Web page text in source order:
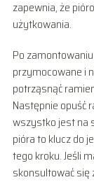
zapewnia, że
użytkowania.
Po
przymocowane i
potrząsnąć
Następnie opuść
wszystko jest na
pióra to klucz do
tego kroku. Jeśli
skonsultować